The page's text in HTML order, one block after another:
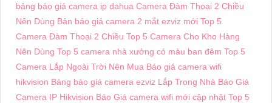
bảng báo giá camera ip dahua Camera Đàm Thoại 2 Chiều
Nên Dùng Bản báo giá camera 2 mắt ezviz mới Top 5
Camera Đàm Thoại 2 Chiều Top 5 Camera Cho Kho Hàng
Nên Dùng Top 5 camera nhà xưởng có màu ban đêm Top 5
Camera Lắp Ngoài Trời Nên Mua Báo giá camera wifi
hikvision Bảng báo giá camera ezviz Lắp Trong Nhà Báo Giá
Camera IP Hikvision Báo Giá camera wifi mới cập nhật Top 5